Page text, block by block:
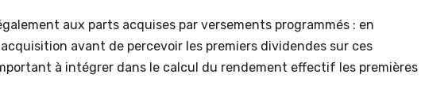
aux parts acquises par versements programmés : en
avant de percevoir les premiers dividendes sur ces
à intégrer dans le calcul du rendement effectif les premières